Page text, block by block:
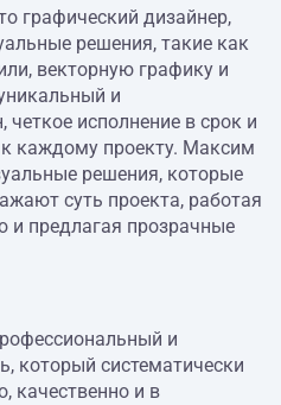
графический дизайнер,
решения, такие как
векторную графику и
и
исполнение в срок и
каждому проекту. Максим
решения, которые
суть проекта, работая
и предлагая прозрачные
и
который систематически
качественно и в